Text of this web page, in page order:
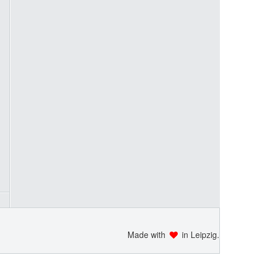
Made with
in Leipzig.